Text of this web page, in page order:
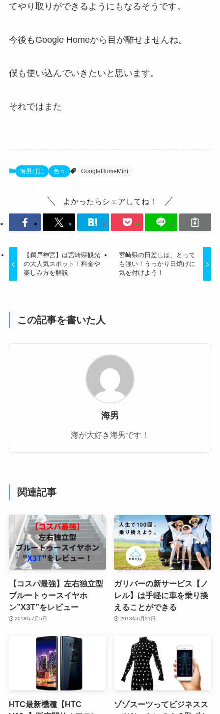
てやり取りができるようにもなるそうです。
今後もGoogle Homeから目が離せませんね。
僕も使い込んでいきたいと思います。
それではまた
海男日記 色々 GoogleHomeMini
よかったらシェアしてね！
【鵜戸神宮】は宮崎県観光
の大人気スポット！料金や
楽しみ方を解説
宮崎県の日差しは、とって
も強い！うっかり日焼けに
気を付けよう！
この記事を書いた人
海男
海が大好き海男です！
関連記事
【コスパ最強】左右独立型
ブルートゥースイヤホ
ン”X3T”をレビュー
2018年7月5日
ガリバーの新サービス【ノ
レル】は手軽に車を乗り換
えることができる
2018年6月21日
HTC最新機種【HTC
ゾゾスーツってビジネスス